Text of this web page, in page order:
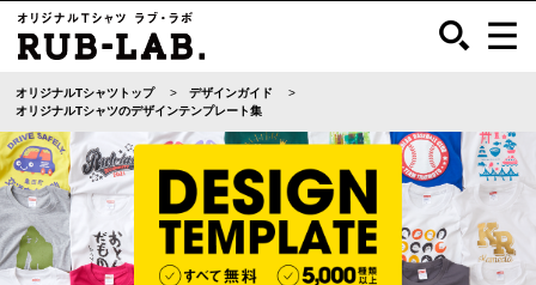
オリジナルTシャツトップ
デザインガイド
オリジナルTシャツのデザインテンプレート集